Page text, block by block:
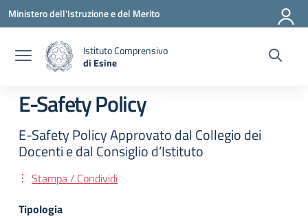
Vai ai contenuti
Vai al menu di navigazione
Vai al footer
Ministero dell'Istruzione e del Merito
Istituto Comprensivo
di Esine
E-Safety Policy
E-Safety Policy Approvato dal Collegio dei
Docenti e dal Consiglio d’Istituto
Stampa / Condividi
Tipologia